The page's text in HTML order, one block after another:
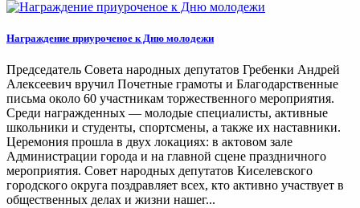
Награждение приуроченое к Дню молодежи
Председатель Совета народных депутатов Гребенки Андрей
Алексеевич вручил Почетные грамоты и Благодарственные
письма около 60 участникам торжественного мероприятия.
Среди награжденных — молодые специалисты, активные
школьники и студенты, спортсмены, а также их наставники.
Церемония прошла в двух локациях: в актовом зале
Администрации города и на главной сцене праздничного
мероприятия. Совет народных депутатов Киселевского
городского округа поздравляет всех, кто активно участвует в
общественных делах и жизни нашег...